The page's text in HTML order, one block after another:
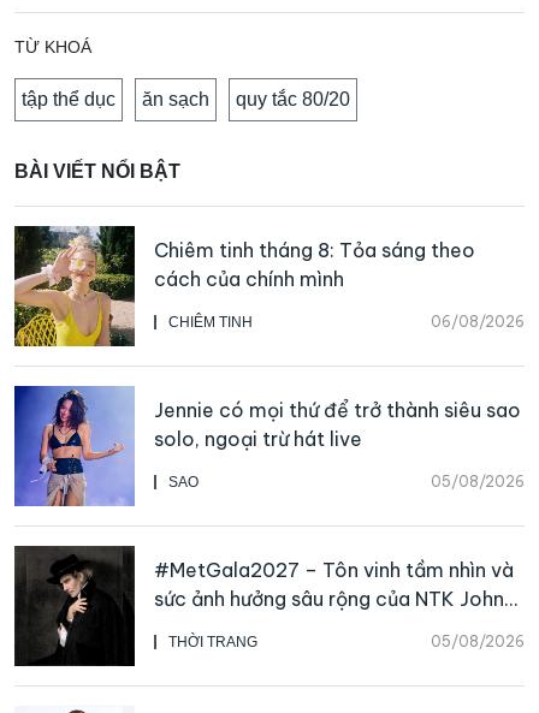
TỪ KHOÁ
tập thể dục ăn sạch quy tắc 80/20
BÀI VIẾT NỔI BẬT
CHIÊM TINH 06/08/2026
Chiêm tinh tháng 8: Tỏa sáng theo
cách của chính mình
SAO 05/08/2026
Jennie có mọi thứ để trở thành siêu sao
solo, ngoại trừ hát live
THỜI TRANG 05/08/2026
#MetGala2027 – Tôn vinh tầm nhìn và
sức ảnh hưởng sâu rộng của NTK John
Galliano